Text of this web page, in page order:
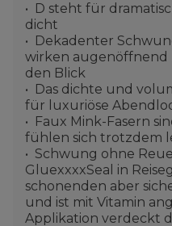
D steht für
dicht
Dekadenter
wirken
den Blick
Das dichte und
für luxuriöse
Faux Mink-Fasern
fühlen sich trotzdem
Schwung ohne
GluexxxxSeal in
schonenden aber
und ist mit Vitamin
Applikation verdeckt